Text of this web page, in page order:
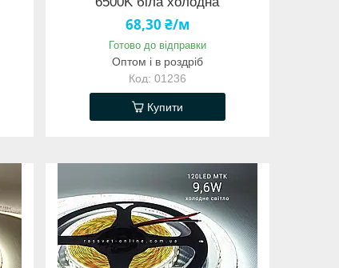
68,30 ₴/м
Готово до відправки
Оптом і в роздріб
01236
Купити